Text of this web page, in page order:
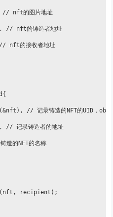
nft的图片地址
nft的铸造者地址
nft的接收者地址
// 记录铸造的NFT的UID，
记录铸造者的地址
造的NFT的名称
recipient);